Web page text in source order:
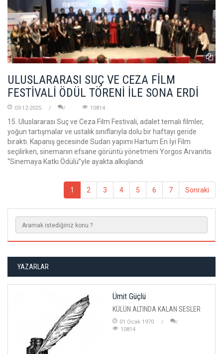
ULUSLARARASI SUÇ VE CEZA FİLM
FESTİVALİ ÖDÜL TÖRENİ İLE SONA ERDİ
03-12-2025 10814
15. Uluslararası Suç ve Ceza Film Festivali, adalet temalı filmler,
yoğun tartışmalar ve ustalık sınıflarıyla dolu bir haftayı geride
bıraktı. Kapanış gecesinde Sudan yapımı Hartum En İyi Film
seçilirken, sinemanın efsane görüntü yönetmeni Yorgos Arvanitis
“Sinemaya Katkı Ödülü”yle ayakta alkışlandı
1 2 3 4 5 6 7 Sonraki
YAZARLAR
Ümit Güçlü
KÜLÜN ALTINDA KALAN SESLER
01 Ocak 1970
10814